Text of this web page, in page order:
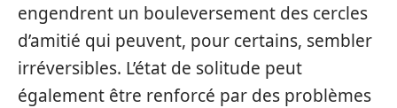
engendrent un bouleversement des cercles
d’amitié qui peuvent, pour certains, sembler
irréversibles. L’état de solitude peut
également être renforcé par des problèmes